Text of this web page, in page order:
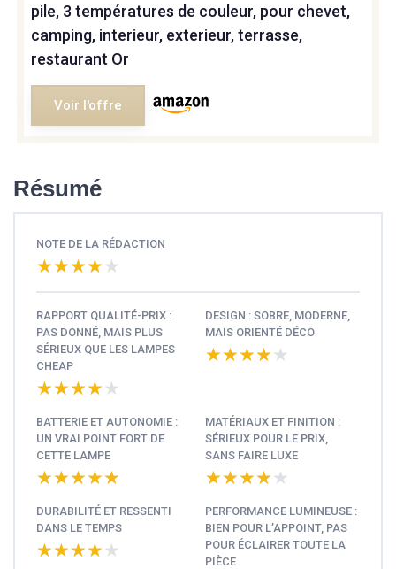
pile, 3 températures de couleur, pour chevet,
camping, interieur, exterieur, terrasse,
restaurant Or
Voir l'offre
Résumé
NOTE DE LA RÉDACTION
★★★★★
★★★★★
RAPPORT QUALITÉ-PRIX :
PAS DONNÉ, MAIS PLUS
SÉRIEUX QUE LES LAMPES
CHEAP
★★★★★
★★★★★
DESIGN : SOBRE, MODERNE,
MAIS ORIENTÉ DÉCO
★★★★★
★★★★★
BATTERIE ET AUTONOMIE :
UN VRAI POINT FORT DE
CETTE LAMPE
★★★★★
★★★★★
MATÉRIAUX ET FINITION :
SÉRIEUX POUR LE PRIX,
SANS FAIRE LUXE
★★★★★
★★★★★
DURABILITÉ ET RESSENTI
DANS LE TEMPS
★★★★★
★★★★★
PERFORMANCE LUMINEUSE :
BIEN POUR L’APPOINT, PAS
POUR ÉCLAIRER TOUTE LA
PIÈCE